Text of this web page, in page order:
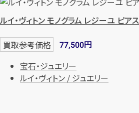
ルイ・ヴィトン モノグラム レジーユ ピアス
買取参考価格 77,500円
宝石・ジュエリー
ルイ・ヴィトン / ジュエリー